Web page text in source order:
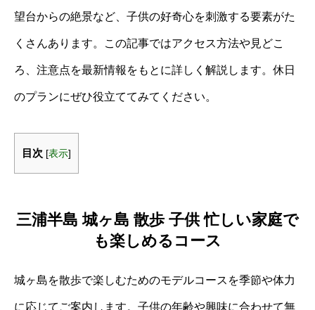
望台からの絶景など、子供の好奇心を刺激する要素がた
くさんあります。この記事ではアクセス方法や見どこ
ろ、注意点を最新情報をもとに詳しく解説します。休日
のプランにぜひ役立ててみてください。
目次 [表示]
三浦半島 城ヶ島 散歩 子供 忙しい家庭で
も楽しめるコース
城ヶ島を散歩で楽しむためのモデルコースを季節や体力
に応じてご案内します。子供の年齢や興味に合わせて無